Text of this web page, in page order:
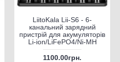
LiitoKala Lii-S6 - 6-
канальний зарядний
пристрій для акумуляторів
Li-ion/LiFePO4/Ni-MH
1100.00грн.